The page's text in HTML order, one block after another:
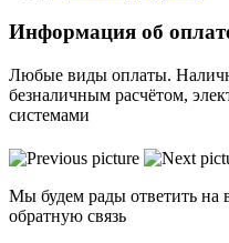
Информация об
Любые виды оплаты.
безналичным расчётом,
системами
Мы будем рады ответить на
обратную связь